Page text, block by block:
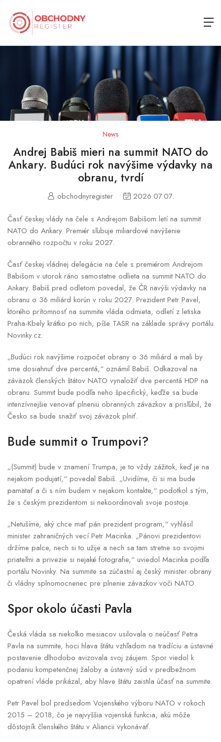
News
Andrej Babiš mieri na summit NATO do
Ankary. Budúci rok navýšime výdavky na
obranu, tvrdí
obchodnyregister 2026.07.07.
Časť českej vlády na čele s Andrejom Babišom letí na summit
NATO do Ankary. Premiér sľubuje miliardové navýšenie
obranného rozpočtu v roku 2027.
Časť českej vládnej delegácie na čele s premiérom Andrejom
Babišom v utorok ráno samostatne odlieta na summit NATO do
Ankary. Babiš pred odletom povedal, že ČR navýši výdavky na
obranu o 36 miliárd korún v roku 2027. Prezident Petr Pavel,
ktorého prítomnosť na summite vláda odmieta, odletí z letiska
Praha-Kbely krátko po nich, píše TASR na základe správy portálu
Novinky.cz.
„Budúci rok navýšime rozpočet obrany o 36 miliárd a mali by
sme dosiahnuť dve percentá,“ oznámil Babiš. Odkazoval na
záväzok členských štátov NATO vynaložiť dve percentá HDP na
obranu. Summit bude podľa neho špecifický, keďže sa bude
intenzívnejšie venovať plneniu obranných záväzkov a prisľúbil, že
Česko sa bude snažiť svoj záväzok plniť.
Bude summit o Trumpovi?
„(Summit) bude v znamení Trumpa, je to vždy zážitok, keď je na
nejakom podujatí,“ povedal Babiš. „Uvidíme, či si ma bude
pamätať a či s ním budem v nejakom kontakte,“ podotkol s tým,
že s českým prezidentom si nekoordinovali svoje postoje.
„Netušíme, aký chce mať pán prezident program,“ vyhlásil
minister zahraničných vecí Petr Macinka. „Pánovi prezidentovi
držíme palce, nech si to užije a nech sa tam stretne so svojimi
priateľmi a privezie si nejaké fotografie,“ uviedol Macinka podľa
portálu Novinky. Na summite sa zúčastní aj český minister obrany
či vládny splnomocnenec pre plnenie záväzkov voči NATO.
Spor okolo účasti Pavla
Česká vláda sa niekoľko mesiacov usilovala o neúčasť Petra
Pavla na summite, hoci hlava štátu vzhľadom na tradíciu a ústavné
postavenie dlhodobo avizovala svoj záujem. Spor viedol k
podaniu kompetenčnej žaloby a ústavný súd v predbežnom
opatrení vláde prikázal, aby hlave štátu zaistila účasť na summite.
Petr Pavel bol predsedom Vojenského výboru NATO v rokoch
2015 – 2018, čo je najvyššia vojenská funkcia, akú môže
dôstojník členského štátu v Aliancii vykonávať.